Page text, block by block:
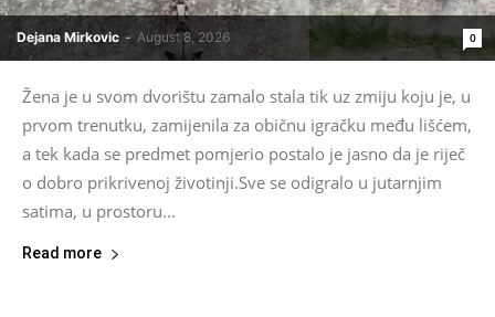
Dejana Mirkovic - August 8, 2026 0
Žena je u svom dvorištu zamalo stala tik uz zmiju koju je, u
prvom trenutku, zamijenila za običnu igračku među lišćem,
a tek kada se predmet pomjerio postalo je jasno da je riječ
o dobro prikrivenoj životinji.Sve se odigralo u jutarnjim
satima, u prostoru...
Read more